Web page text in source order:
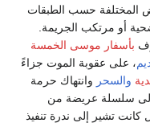
المختلفة حسب الطبقات
أو مرتكب الجريمة.
بأسفار موسى الخمسة
، على عقوبة الموت جزاءً
والسحر وانتهاك حرمة
إلى سلسلة عريضة من
كانت تشير إلى ندرة تنفيذ